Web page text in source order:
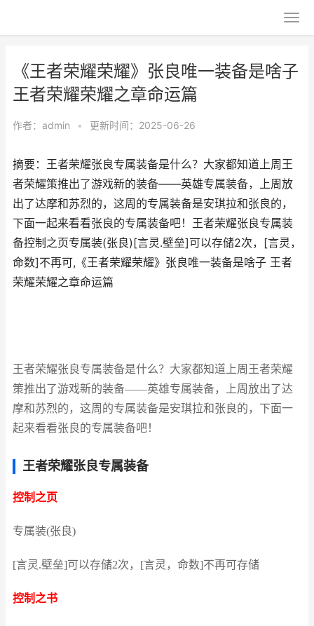
《王者荣耀荣耀》张良唯一装备是啥子
王者荣耀荣耀之章命运篇
作者： admin • 更新时间：2025-06-26
摘要：王者荣耀张良专属装备是什么？大家都知道上周王
者荣耀策推出了游戏新的装备——英雄专属装备，上周放
出了达摩和苏烈的，这周的专属装备是安琪拉和张良的，
下面一起来看看张良的专属装备吧！王者荣耀张良专属装
备控制之页专属装(张良)[言灵.壁垒]可以存储2次，[言灵，
命数]不再可,《王者荣耀荣耀》张良唯一装备是啥子 王者
荣耀荣耀之章命运篇
王者荣耀张良专属装备是什么？大家都知道上周王者荣耀
策推出了游戏新的装备——英雄专属装备，上周放出了达
摩和苏烈的，这周的专属装备是安琪拉和张良的，下面一
起来看看张良的专属装备吧！
王者荣耀张良专属装备
控制之页
专属装(张良)
[言灵.壁垒]可以存储2次，[言灵，命数]不再可存储
控制之书